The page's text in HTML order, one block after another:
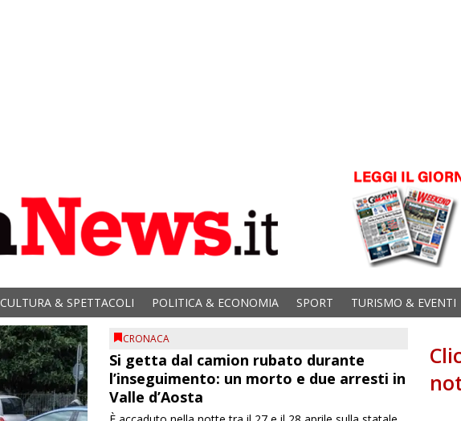
CULTURA & SPETTACOLI POLITICA & ECONOMIA SPORT TURISMO & EVENTI
CRONACA
Si getta dal camion rubato durante
l’inseguimento: un morto e due arresti in
Valle d’Aosta